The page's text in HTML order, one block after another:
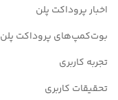
اخبار پروداکت پلن
بوت‌کمپ‌های پروداکت پلن
تجربه کاربری
تحقیقات کاربری